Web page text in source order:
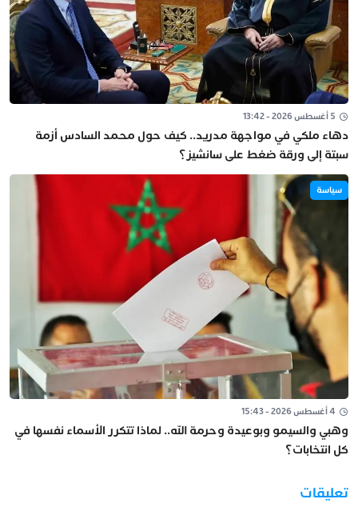
5 أغسطس 2026 - 13:42
دهاء ملكي في مواجهة مدريد.. كيف حول محمد السادس أزمة
سبتة إلى ورقة ضغط على سانشيز؟
سياسة
4 أغسطس 2026 - 15:43
وهبي والسيمو وبوعيدة وحرمة الله.. لماذا تتكرر الأسماء نفسها في
كل انتخابات؟
تعليقات